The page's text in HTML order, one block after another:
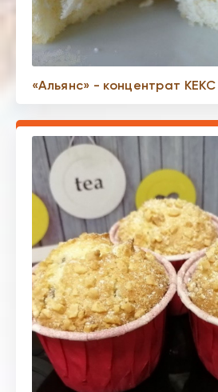
«Альянс» - концентрат